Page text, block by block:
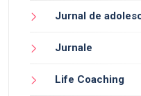
Jurnal de
Jurnale
Life Coaching